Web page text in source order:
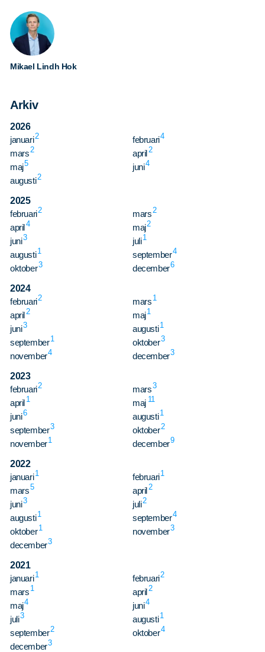
Mikael Lindh Hok
Arkiv
2026
januari2 februari4
mars2 april2
maj5 juni4
augusti2
2025
februari2 mars2
april4 maj2
juni3 juli1
augusti1 september4
oktober3 december6
2024
februari2 mars 1
april2 maj1
juni3 augusti1
september1 oktober3
november4 december3
2023
februari2 mars3
april 1 maj 11
juni6 augusti1
september3 oktober2
november1 december9
2022
januari1 februari1
mars5 april2
juni3 juli2
augusti1 september4
oktober1 november3
december3
2021
januari1 februari2
mars 1 april2
maj4 juni4
juli3 augusti1
september2 oktober4
december3
Sök på sidan: